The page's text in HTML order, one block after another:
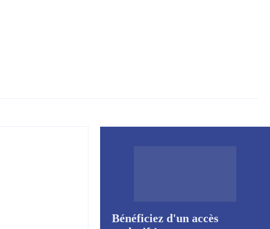
Bénéficiez d'un accès